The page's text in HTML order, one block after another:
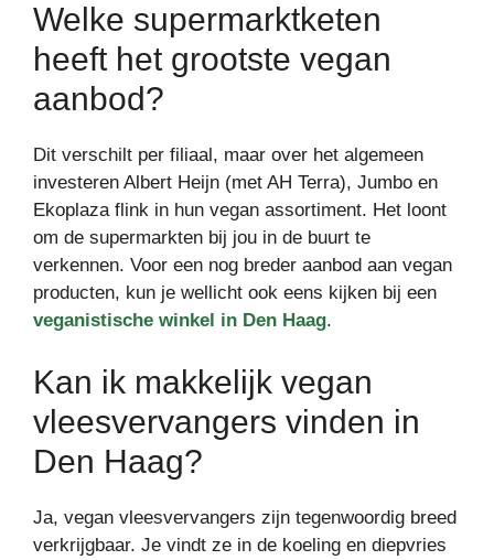
Welke supermarktketen
heeft het grootste vegan
aanbod?
Dit verschilt per filiaal, maar over het algemeen
investeren Albert Heijn (met AH Terra), Jumbo en
Ekoplaza flink in hun vegan assortiment. Het loont
om de supermarkten bij jou in de buurt te
verkennen. Voor een nog breder aanbod aan vegan
producten, kun je wellicht ook eens kijken bij een
veganistische winkel in Den Haag.
Kan ik makkelijk vegan
vleesvervangers vinden in
Den Haag?
Ja, vegan vleesvervangers zijn tegenwoordig breed
verkrijgbaar. Je vindt ze in de koeling en diepvries